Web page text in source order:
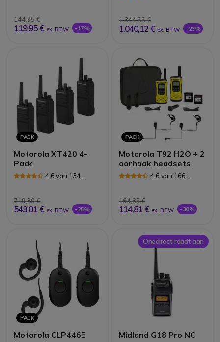
144,95 €
119,95 € ex. BTW -17%
1.344,55 €
1.040,12 € ex. BTW -23%
PACK
Motorola XT420 4-
Pack
4.6 van 134
719,80 €
543,01 € ex. BTW -25%
PACK
Motorola T92 H2O + 2
oorhaak headsets
4.6 van 166
164,85 €
114,81 € ex. BTW -30%
PACK
Motorola CLP446E
Onedirect raadt aan
Midland G18 Pro NC